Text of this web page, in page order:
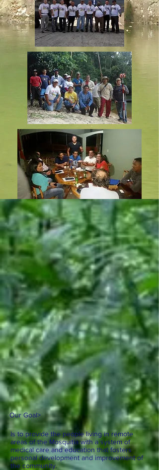
Our Goal>
Is to provide the people living in remote
areas of the Mosquitia with a system of
medical care and education that fosters
personal development and improvement of
the community.